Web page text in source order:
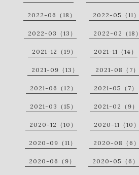
2022-06（18） 2022-05（11）
2022-03（13） 2022-02（18）
2021-12（19） 2021-11（14）
2021-09（13） 2021-08（7）
2021-06（12） 2021-05（7）
2021-03（15） 2021-02（9）
2020-12（10） 2020-11（10）
2020-09（11） 2020-08（6）
2020-06（9） 2020-05（6）